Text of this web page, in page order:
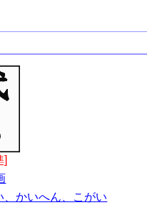
]
、かいへん、こがい